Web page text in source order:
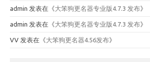
admin 发表在《大笨狗更名器专业版4.7.3 发布》
admin 发表在《大笨狗更名器专业版4.7.3 发布》
VV 发表在《大笨狗更名器4.56发布》